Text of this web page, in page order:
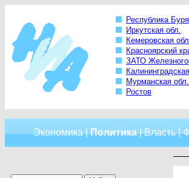
Республика
Иркутская обл.
Кемеровская
Красноярский
ЗАТО
Мурманская обл.
Ростов
Экономика|Политика|Власть|